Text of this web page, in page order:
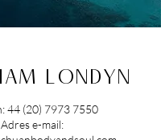
LONDYN
44 (20) 7973 7550
Adres e-mail: